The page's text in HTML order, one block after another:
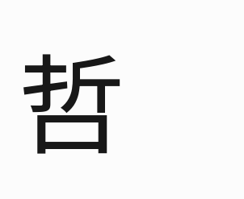
哲